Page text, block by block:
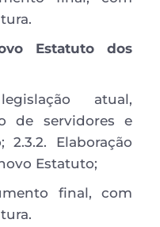
Estatuto dos
atual,
de servidores e
2.3.2. Elaboração
Estatuto;
final, com